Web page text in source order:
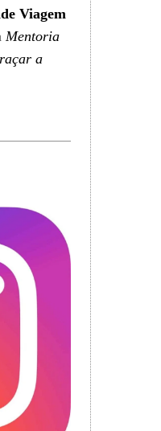
Viagem
Mentoria
a